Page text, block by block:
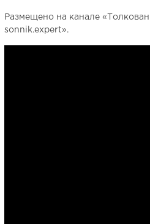
Размещено на канале
sonnik.expert».